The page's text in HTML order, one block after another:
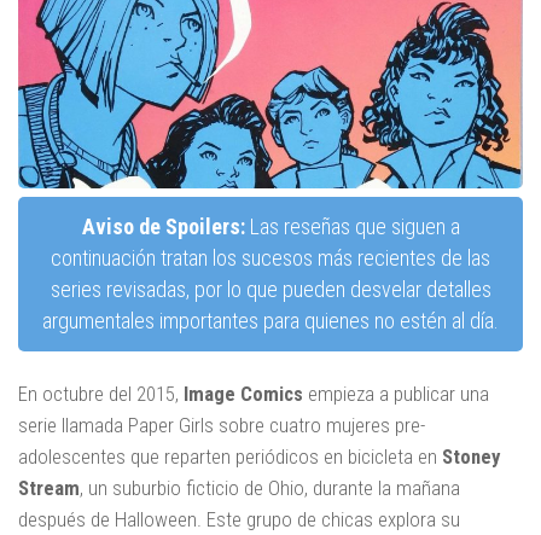
Aviso de Spoilers:Las reseñas que siguen a
continuación tratan los sucesos más recientes de las
series revisadas, por lo que pueden desvelar detalles
argumentales importantes para quienes no estén al día.
En octubre del 2015, Image Comics empieza a publicar una
serie llamada Paper Girls sobre cuatro mujeres pre-
adolescentes que reparten periódicos en bicicleta en Stoney
Stream, un suburbio ficticio de Ohio, durante la mañana
después de Halloween. Este grupo de chicas explora su